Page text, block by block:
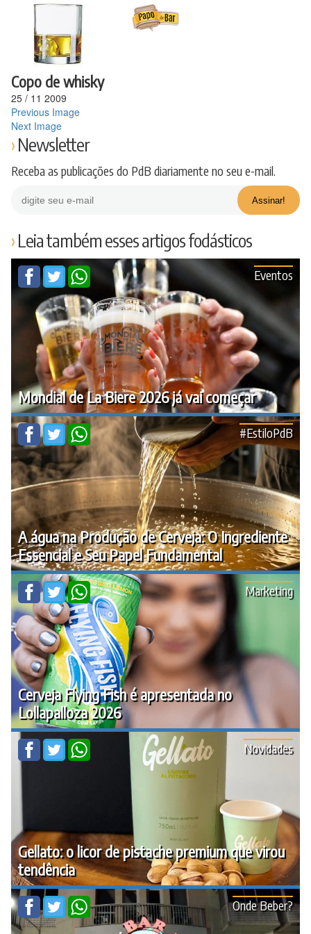
conteúdo
Copo de whisky
25 / 11 2009
Previous Image
Next Image
Newsletter
Receba as publicações do PdB diariamente no seu e-mail.
Leia também esses artigos fodásticos
Mondial de La Biere 2026 já vai começar
Eventos
A água na Produção de Cerveja: O Ingrediente
Essencial e Seu Papel Fundamental
#EstiloPdB
Cerveja Flying Fish é apresentada no
Lollapalloza 2026
Marketing
Gellato: o licor de pistache premium que virou
tendência
Novidades
Onde Beber?